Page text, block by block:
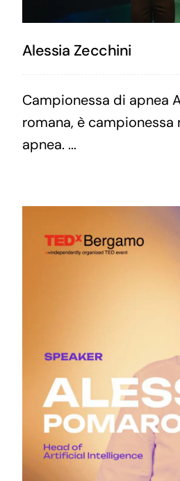
Alessia Zecchini
Campionessa di apnea
romana, è campionessa
apnea. ...